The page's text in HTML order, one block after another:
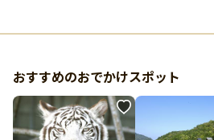
おすすめのおでかけスポット